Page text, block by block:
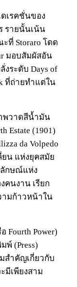
เรคชั่นของ
รายนั้นเน้น
ที่ Storaro โดด
มอบสัมผัสอัน
ระดับ Days of
ที่ถ่ายทำแต่ใน
พวาดสีน้ำมัน
Estate (1901)
da Volpedo
ยน แห่งยุคสมัย
กษณ์แห่ง
คนงาน เรียก
ามก้าวหน้าใน
Fourth Power)
พ์ (Press)
สำคัญเกี่ยวกับ
มีเพียงสาม